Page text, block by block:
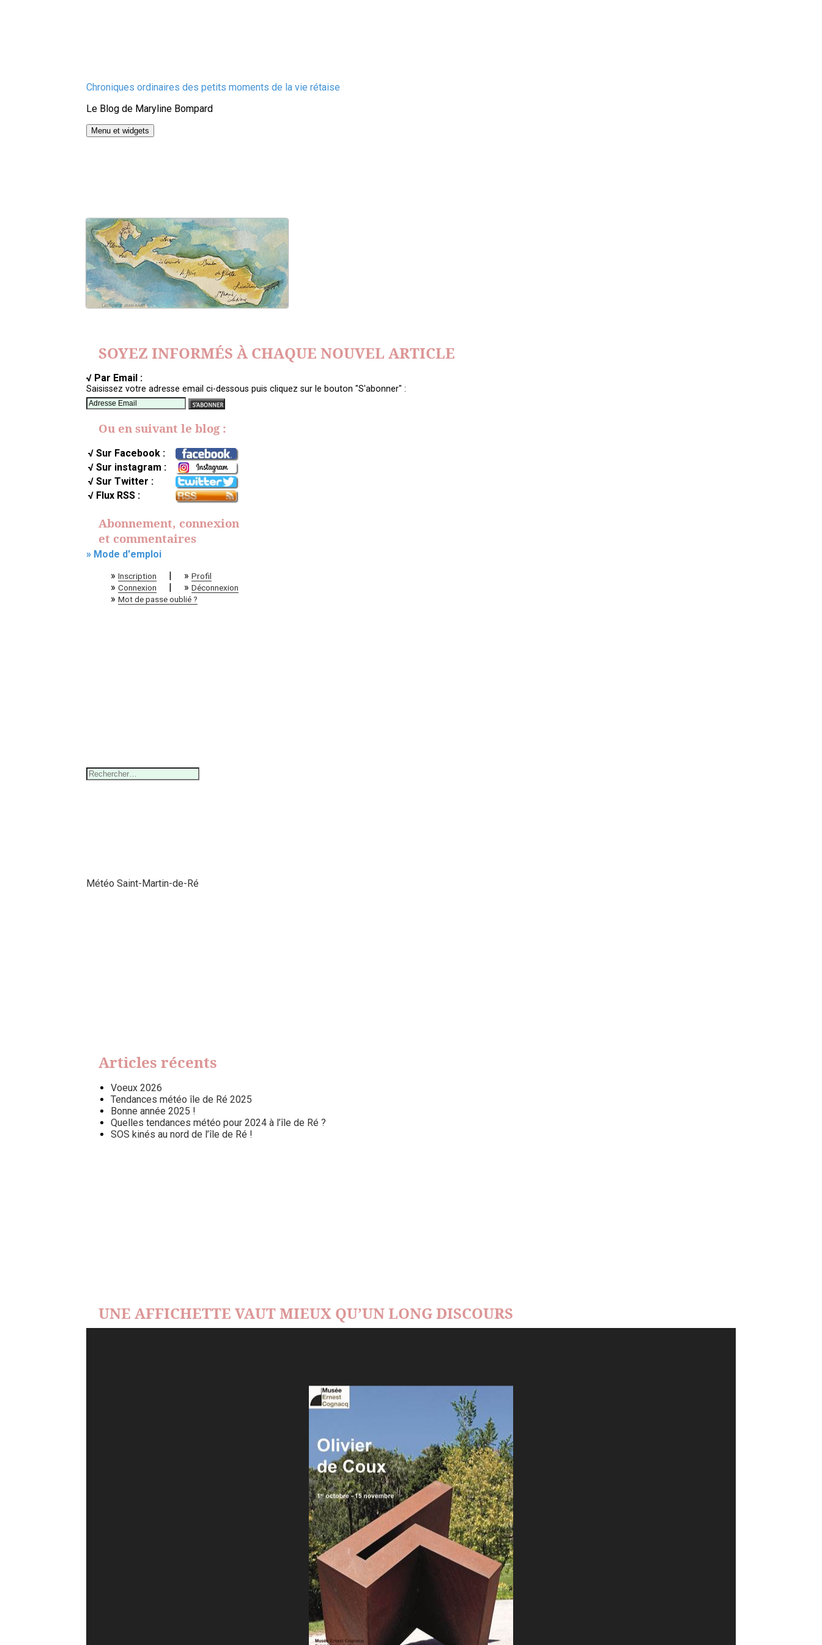
Chroniques ordinaires des petits moments de la vie rétaise
Le Blog de Maryline Bompard
Menu et widgets
SOYEZ INFORMÉS À CHAQUE NOUVEL ARTICLE
√ Par Email :
Saisissez votre adresse email ci-dessous puis cliquez sur le bouton "S'abonner" :
Ou en suivant le blog :
√ Sur Facebook :
√ Sur instagram :
√ Sur Twitter :
√ Flux RSS :
Abonnement, connexion
et commentaires
» Mode d'emploi
» Inscription » Profil
» Connexion » Déconnexion
» Mot de passe oublié ?
Rechercher :
Météo Saint-Martin-de-Ré
Articles récents
Voeux 2026
Tendances météo île de Ré 2025
Bonne année 2025 !
Quelles tendances météo pour 2024 à l’île de Ré ?
SOS kinés au nord de l’île de Ré !
UNE AFFICHETTE VAUT MIEUX QU’UN LONG DISCOURS